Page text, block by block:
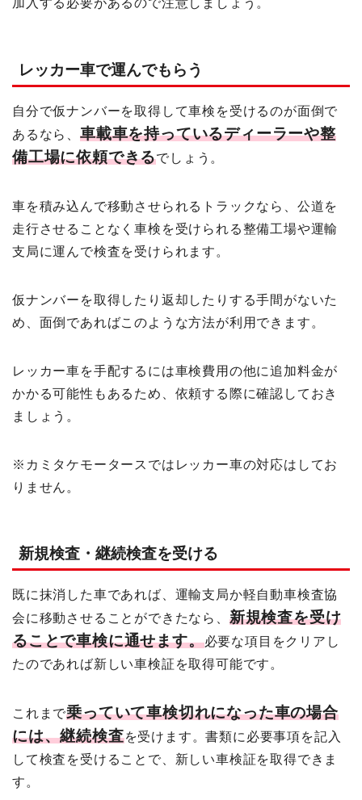
加入する必要があるので注意しましょう。
レッカー車で運んでもらう
自分で仮ナンバーを取得して車検を受けるのが面倒で
あるなら、 車載車を持っているディーラーや整
備工場に依頼できるでしょう。
車を積み込んで移動させられるトラックなら、公道を
走行させることなく車検を受けられる整備工場や運輸
支局に運んで検査を受けられます。
仮ナンバーを取得したり返却したりする手間がないた
め、面倒であればこのような方法が利用できます。
レッカー車を手配するには車検費用の他に追加料金が
かかる可能性もあるため、依頼する際に確認しておき
ましょう。
※カミタケモータースではレッカー車の対応はしてお
りません。
新規検査・継続検査を受ける
既に抹消した車であれば、運輸支局か軽自動車検査協
会に移動させることができたなら、 新規検査を受け
ることで車検に通せます。必要な項目をクリアし
たのであれば新しい車検証を取得可能です。
これまで乗っていて車検切れになった車の場合
には、継続検査を受けます。書類に必要事項を記入
して検査を受けることで、新しい車検証を取得できま
す。